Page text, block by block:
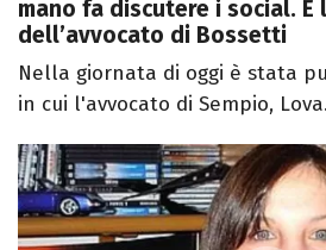
mano fa discutere i social.
dell’avvocato di Bossetti
Nella giornata di oggi è stata
in cui l'avvocato di Sempio,